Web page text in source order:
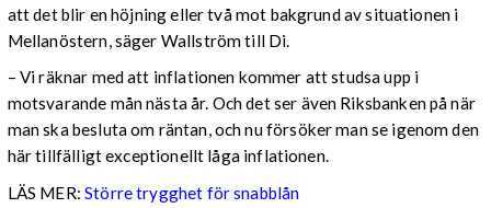
att det blir en höjning eller två mot bakgrund av situationen i
Mellanöstern, säger Wallström till Di.
– Vi räknar med att inflationen kommer att studsa upp i
motsvarande mån nästa år. Och det ser även Riksbanken på när
man ska besluta om räntan, och nu försöker man se igenom den
här tillfälligt exceptionellt låga inflationen.
LÄS MER:Större trygghet för snabblån